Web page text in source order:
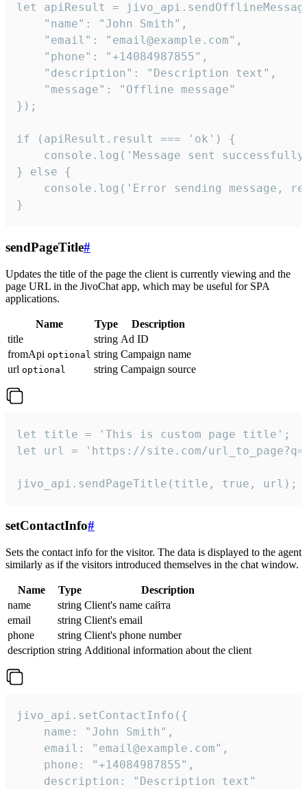
let apiResult =
    "name": "John Smith",
    "email": "email@example.com",
    "phone": "+14084987855",
    "description": "Description text",
    "message": "Offline message"
});
if (apiResult.result === 'ok') {
console.log('Message sent
} else {
console.log('Error sending message,
}
sendPageTitle#
Updates the title of the page the client is currently viewing and the
page URL in the JivoChat app, which may be useful for SPA
applications.
Name Type
Description
title
string Ad ID
fromApi optional string Campaign name
url optional string Campaign source
let title = 'This is custom page title';
let url = 'https://site.com/
jivo_api.sendPageTitle(title, true, url);
setContactInfo#
Sets the contact info for the visitor. The data is displayed to the agent
similarly as if the visitors introduced themselves in the chat window.
Name Type
Description
name
string Client's name сайта
email
string Client's email
phone
string Client's phone number
description string Additional information about the client
jivo_api.setContactInfo({
    name: "John Smith",
    email: "email@example.com",
    phone: "+14084987855",
    description: "Description text"